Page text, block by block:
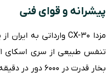
پیشرانه و قوای فنی